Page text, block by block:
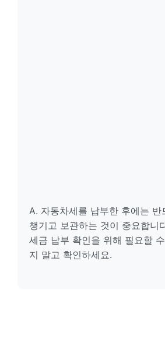
A. 자동차세를 납부한 후에는 반
챙기고 보관하는 것이 중요합니
세금 납부 확인을 위해 필요할
지 말고 확인하세요.